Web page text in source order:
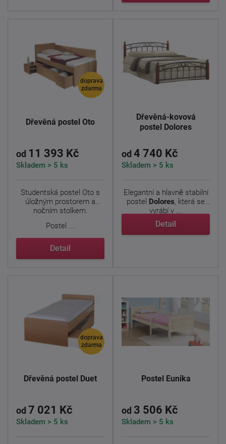
doprava
zdarma
Dřevěná postel Oto
od 11 393 Kč
Skladem > 5 ks
Studentská postel Oto s
úložným prostorem a
nočním stolkem.
Postel ...
Detail
Dřevěná-kovová
postel Dolores
od 4 740 Kč
Skladem > 5 ks
Elegantní a hlavně stabilní
postel Dolores, která se
vyrábí v ...
Detail
doprava
zdarma
Dřevěná postel Duet
od 7 021 Kč
Skladem > 5 ks
Postel Eunika
od 3 506 Kč
Skladem > 5 ks